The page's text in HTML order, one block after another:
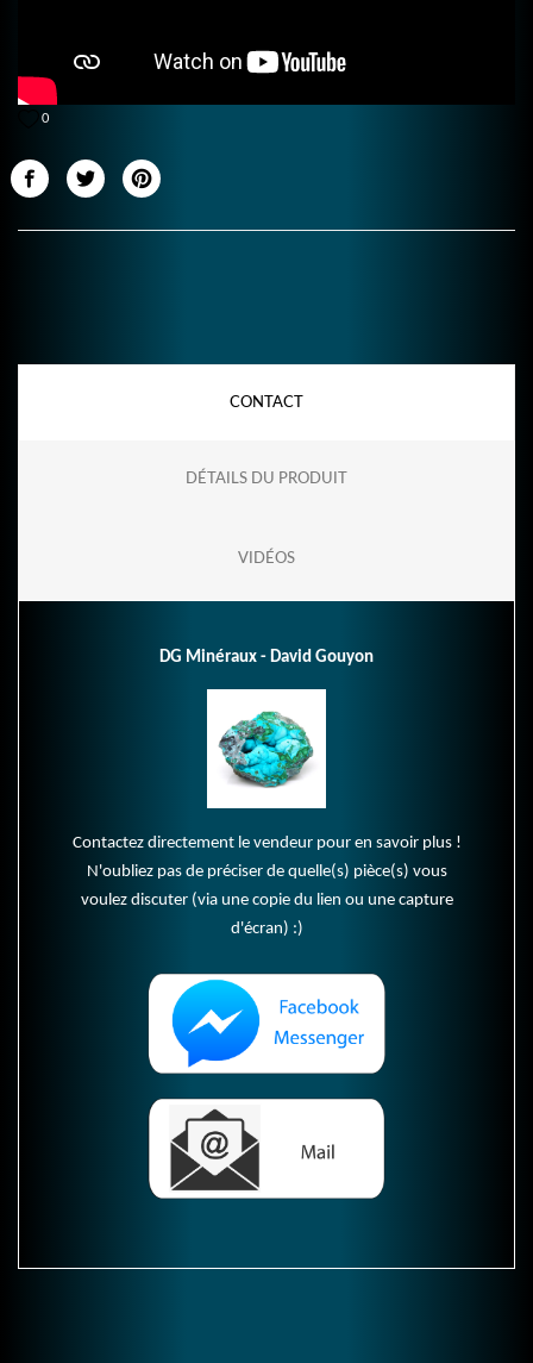
0
CONTACT
DÉTAILS DU PRODUIT
VIDÉOS
DG Minéraux - David Gouyon
Contactez directement le vendeur pour en savoir plus !
N'oubliez pas de préciser de quelle(s) pièce(s) vous
voulez discuter (via une copie du lien ou une capture
d'écran) :)